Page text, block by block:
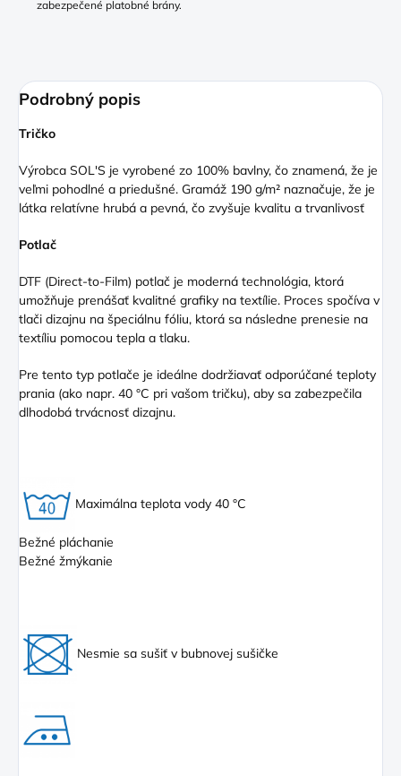
zabezpečené platobné brány.
Podrobný popis
Tričko
Výrobca SOL'S je vyrobené zo 100% bavlny, čo znamená, že je
veľmi pohodlné a priedušné. Gramáž 190 g/m² naznačuje, že je
látka relatívne hrubá a pevná, čo zvyšuje kvalitu a trvanlivosť
Potlač
DTF (Direct-to-Film) potlač je moderná technológia, ktorá
umožňuje prenášať kvalitné grafiky na textílie. Proces spočíva v
tlači dizajnu na špeciálnu fóliu, ktorá sa následne prenesie na
textíliu pomocou tepla a tlaku.
Pre tento typ potlače je ideálne dodržiavať odporúčané teploty
prania (ako napr. 40 °C pri vašom tričku), aby sa zabezpečila
dlhodobá trvácnosť dizajnu.
Maximálna teplota vody 40 °C
Bežné pláchanie
Bežné žmýkanie
Nesmie sa sušiť v bubnovej sušičke